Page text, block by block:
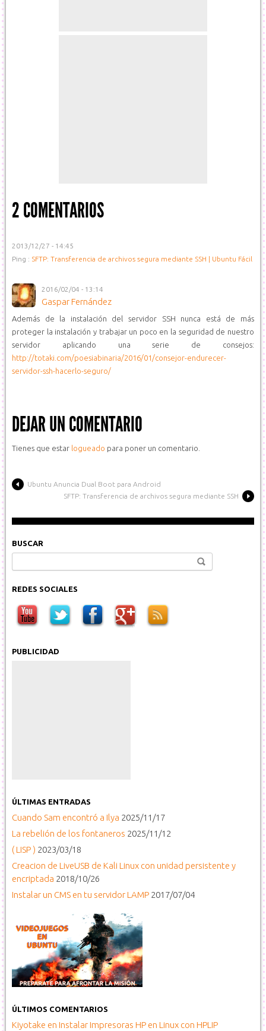
2 COMENTARIOS
2013/12/27 - 14:45
Ping : SFTP: Transferencia de archivos segura mediante SSH | Ubuntu Fácil
2016/02/04 - 13:14
Gaspar Fernández
Además de la instalación del servidor SSH nunca está de más
proteger la instalación y trabajar un poco en la seguridad de nuestro
servidor aplicando una serie de consejos:
http://totaki.com/poesiabinaria/2016/01/consejor-endurecer-
servidor-ssh-hacerlo-seguro/
DEJAR UN COMENTARIO
Tienes que estar logueado para poner un comentario.
Ubuntu Anuncia Dual Boot para Android
SFTP: Transferencia de archivos segura mediante SSH
BUSCAR
REDES SOCIALES
PUBLICIDAD
ÚLTIMAS ENTRADAS
Cuando Sam encontró a Ilya 2025/11/17
La rebelión de los fontaneros 2025/11/12
( LISP ) 2023/03/18
Creacion de LiveUSB de Kali Linux con unidad persistente y
encriptada 2018/10/26
Instalar un CMS en tu servidor LAMP 2017/07/04
ÚLTIMOS COMENTARIOS
Kiyotake en Instalar Impresoras HP en Linux con HPLIP